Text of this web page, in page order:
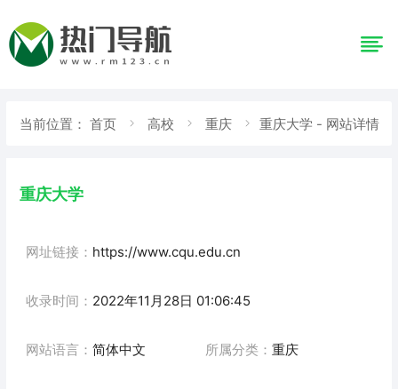
当前位置： 首页 高校 重庆 重庆大学 - 网站详情
重庆大学
网址链接： https://www.cqu.edu.cn
收录时间： 2022年11月28日 01:06:45
网站语言： 简体中文 所属分类： 重庆